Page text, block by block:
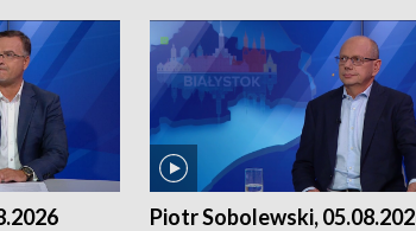
Piotr Sobolewski,